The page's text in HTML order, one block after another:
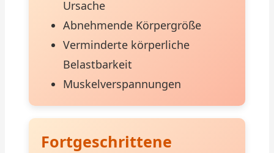
Ursache
Abnehmende Körpergröße
Verminderte körperliche
Belastbarkeit
Muskelverspannungen
Fortgeschrittene